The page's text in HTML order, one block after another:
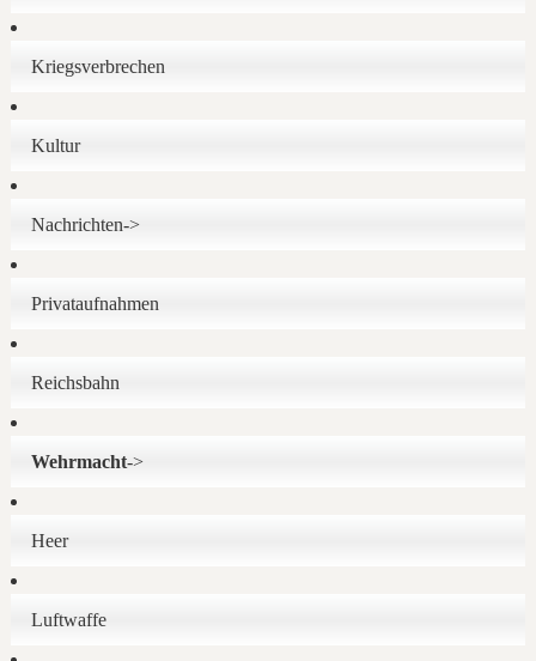
Kriegsverbrechen
Kultur
Nachrichten->
Privataufnahmen
Reichsbahn
Wehrmacht->
Heer
Luftwaffe